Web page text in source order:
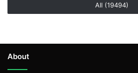
All (19494)
About